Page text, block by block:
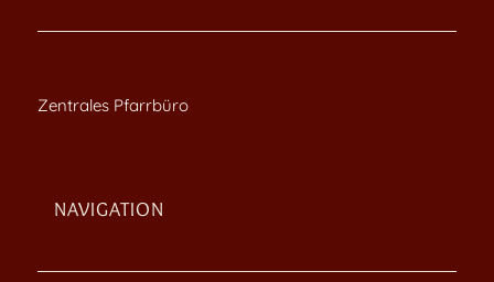
Zentrales Pfarrbüro
NAVIGATION